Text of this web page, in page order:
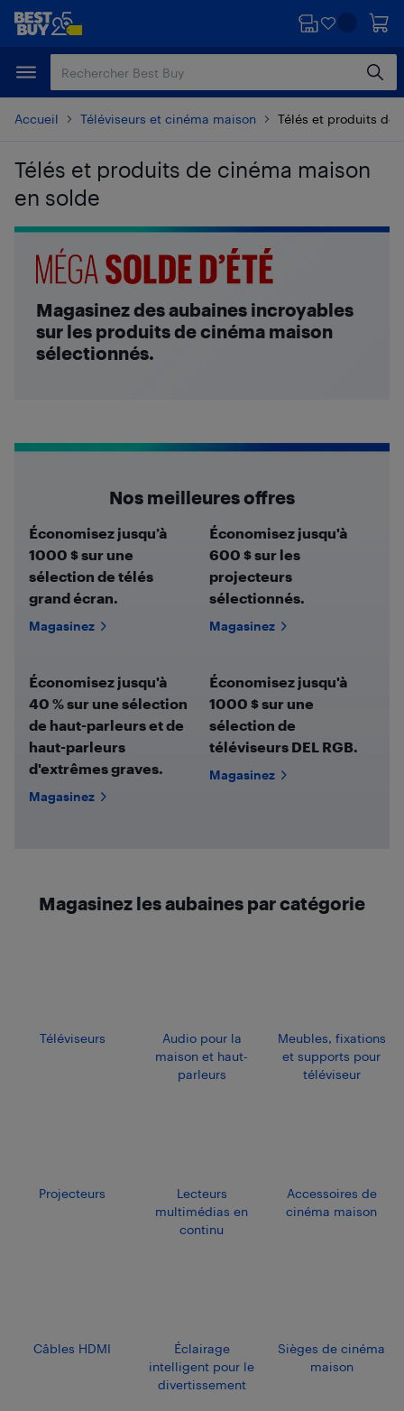
Passer
principal
Passer
Accueil Téléviseurs et cinéma maison Télés et produits de
Télés et produits de cinéma maison
en solde
Passer aux résultats
Magasinez des aubaines incroyables
sur les produits de cinéma maison
sélectionnés.
Nos meilleures offres
Économisez jusqu’à
1000 $ sur une
sélection de télés
grand écran.
Magasinez
Économisez jusqu'à
600 $ sur les
projecteurs
sélectionnés.
Magasinez
Économisez jusqu'à
40 % sur une sélection
de haut-parleurs et de
haut-parleurs
d'extrêmes graves.
Magasinez
Économisez jusqu'à
1000 $ sur une
sélection de
téléviseurs DEL RGB.
Magasinez
Magasinez les aubaines par catégorie
Téléviseurs
Audio pour la
maison et haut-
parleurs
Meubles, fixations
et supports pour
téléviseur
Projecteurs
Lecteurs
multimédias en
continu
Accessoires de
cinéma maison
Câbles HDMI
Éclairage
intelligent pour le
divertissement
Sièges de cinéma
maison